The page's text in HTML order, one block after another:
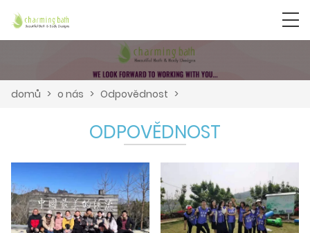
domů > o nás > Odpovědnost >
ODPOVĚDNOST